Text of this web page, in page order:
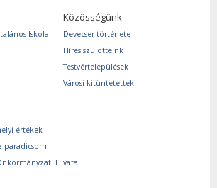
Iskola
Közösségünk
Devecser története
Híres szülötteink
Testvértelepülések
Városi kitüntetettek
értékek
paradicsom
Hivatal